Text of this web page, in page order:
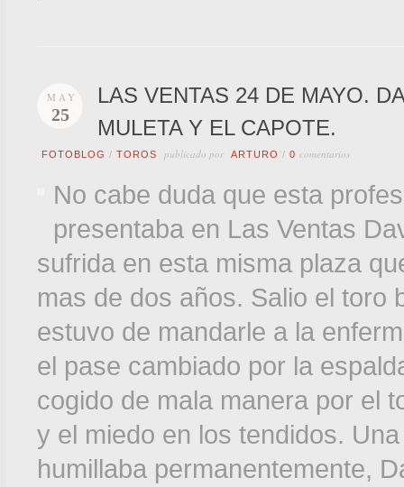
MAY
25
LAS VENTAS 24 DE MAYO.
MULETA Y EL CAPOTE.
FOTOBLOG / TOROS publicado por ARTURO / 0 comentarios
No cabe duda que esta
presentaba en Las Ventas
sufrida en esta misma plaza
mas de dos años. Salio el toro
estuvo de mandarle a la
el pase cambiado por la
cogido de mala manera por el
y el miedo en los tendidos.
humillaba permanentemente,